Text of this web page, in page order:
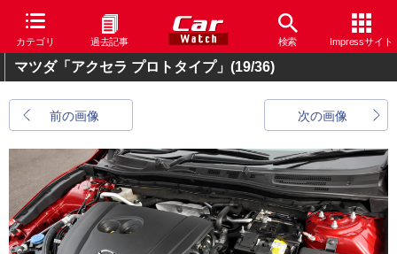
カテゴリ 過去記事 検索 Impressサイト
マツダ「アクセラ プロトタイプ」 (19/36)
前の画像 次の画像